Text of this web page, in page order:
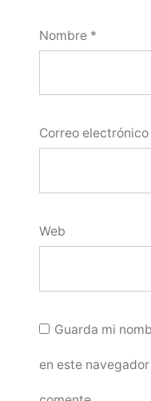
Nombre *
Correo electrónico
Web
Guarda mi
en este